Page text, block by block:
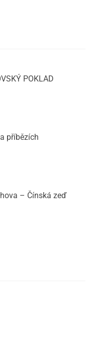
POKLAD
příbězích
– Čínská zeď